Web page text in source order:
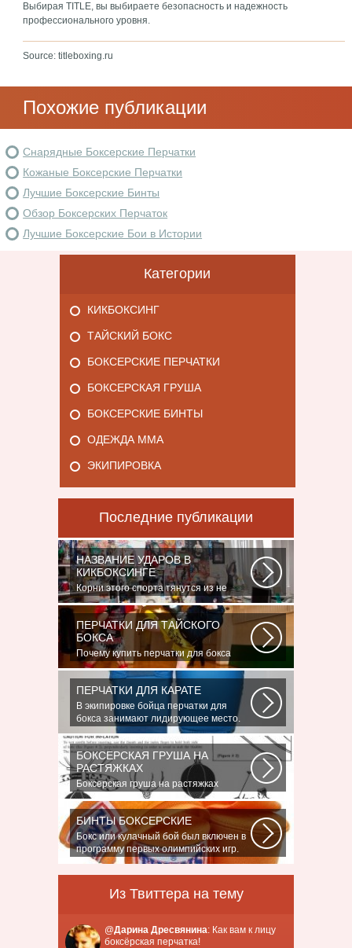
Выбирая TITLE, вы выбираете безопасность и надежность
профессионального уровня.
Source: titleboxing.ru
Похожие публикации
Снарядные Боксерские Перчатки
Кожаные Боксерские Перчатки
Лучшие Боксерские Бинты
Обзор Боксерских Перчаток
Лучшие Боксерские Бои в Истории
Категории
КИКБОКСИНГ
ТАЙСКИЙ БОКС
БОКСЕРСКИЕ ПЕРЧАТКИ
БОКСЕРСКАЯ ГРУША
БОКСЕРСКИЕ БИНТЫ
ОДЕЖДА ММА
ЭКИПИРОВКА
Последние публикации
НАЗВАНИЕ УДАРОВ В
КИКБОКСИНГЕ
Корни этого спорта тянутся из не
столь далеких 60-70-х годов XX века.
Родина...
ПЕРЧАТКИ ДЛЯ ТАЙСКОГО
БОКСА
Почему купить перчатки для бокса
выгоднее всего у нас в магазине?
Потому...
ПЕРЧАТКИ ДЛЯ КАРАТЕ
В экипировке бойца перчатки для
бокса занимают лидирующее место.
Нужны...
БОКСЕРСКАЯ ГРУША НА
РАСТЯЖКАХ
Боксерская груша на растяжках
является незаменимым атрибутом
практически...
БИНТЫ БОКСЕРСКИЕ
Бокс или кулачный бой был включен в
программу первых олимпийских игр.
На...
Из Твиттера на тему
@Дарина Дресвянина: Как вам к лицу
боксёрская перчатка!